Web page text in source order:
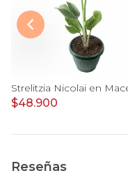
$48.900
Reseñas